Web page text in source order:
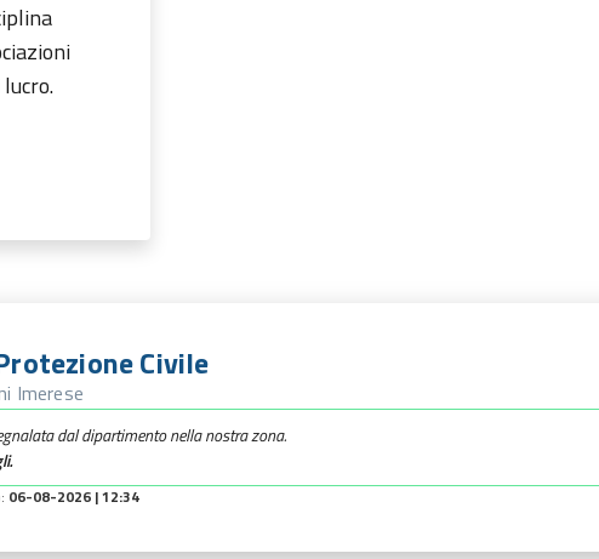
Civile
Imerese
dal dipartimento nella nostra zona.
06-08-2026 | 12:34